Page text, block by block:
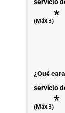
servicio
(Máx 3)*
¿Qué
servicio
(Máx 3)*